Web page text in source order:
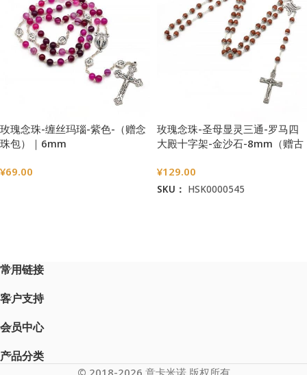
玫瑰念珠-缠丝玛瑙-紫色-（赠念
珠包）｜6mm
¥69.00
玫瑰念珠-圣母显灵三通-罗马四
大殿十字架-金沙石-8mm（赠古
¥129.00
SKU： HSK0000545
常用链接
客户支持
会员中心
产品分类
© 2018-2026 意卡米诺 版权所有